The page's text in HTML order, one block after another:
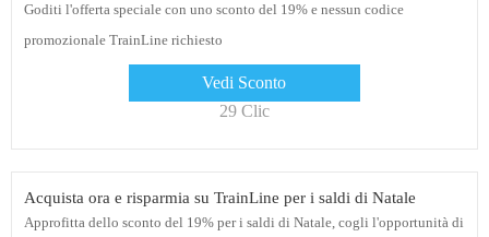
Goditi l'offerta speciale con uno sconto del 19% e nessun codice
promozionale TrainLine richiesto
Vedi Sconto
29 Clic
Acquista ora e risparmia su TrainLine per i saldi di Natale
Approfitta dello sconto del 19% per i saldi di Natale, cogli l'opportunità di